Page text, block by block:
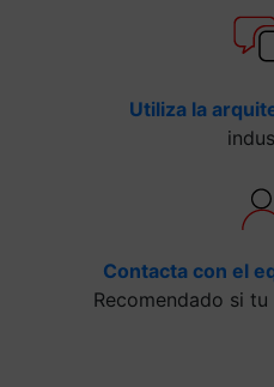
Utiliza la
Contacta con el
Recomendado si